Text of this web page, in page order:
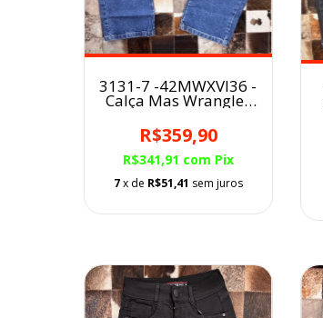
3131-7 -42MWXVI36 -
Calça Mas Wrangler
Vintage Boot Relaxed
Fit
R$359,90
R$341,91 com Pix
7x de R$51,41 sem juros